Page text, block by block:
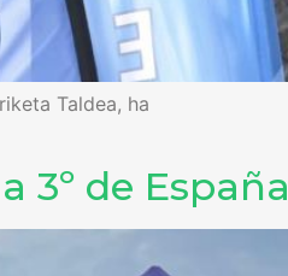
Taldea, ha
3º de España